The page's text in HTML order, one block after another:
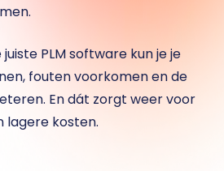
PLM software kun je je
fouten voorkomen en de
En dát zorgt weer voor
lagere kosten.